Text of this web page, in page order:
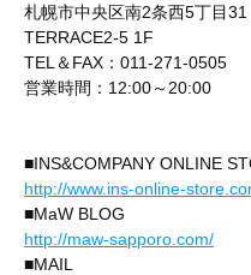
札幌市中央区南2条西5丁目31
TERRACE2-5 1F
TEL＆FAX：011-271-0505
営業時間：12:00～20:00
■INS&COMPANY ONLINE
http://www.ins-online-
■MaW BLOG
http://maw-sapporo.com/
■MAIL